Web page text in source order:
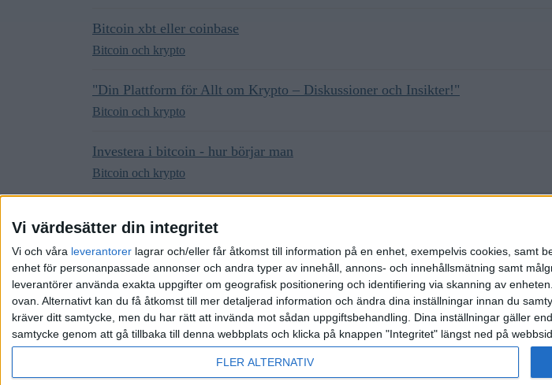
Vi värdesätter din integritet
Vi och våra leverantorer lagrar och/eller får åtkomst till information på en enhet, exempelvis cookies, samt
enhet för personanpassade annonser och andra typer av innehåll, annons- och innehållsmätning samt
leverantörer använda exakta uppgifter om geografisk positionering och identifiering via skanning av
ovan. Alternativt kan du få åtkomst till mer detaljerad information och ändra dina inställningar innan du
kräver ditt samtycke, men du har rätt att invända mot sådan uppgiftsbehandling. Dina inställningar gäller
samtycke genom att gå tillbaka till denna webbplats och klicka på knappen "Integritet" längst ned på
FLER ALTERNATIV
Bitcoin xbt eller coinbase
Bitcoin och krypto
"Din Plattform för Allt om Krypto – Diskussioner och Insikter!"
Bitcoin och krypto
Investera i bitcoin - hur börjar man
Bitcoin och krypto
Bitcoin och krypto
Hem Kategorier Riktlinjer Villkor Integritetspolicy
Drivs avDiscourse, visas bäst med JavaScript aktiverat